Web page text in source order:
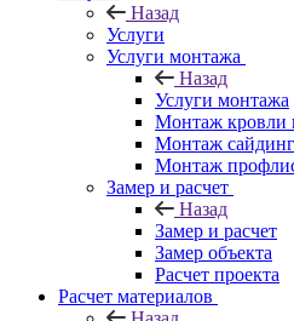
Назад
Услуги
Услуги монтажа
Назад
Услуги монтажа
Монтаж кровли
Монтаж
Монтаж
Замер и расчет
Назад
Замер и расчет
Замер объекта
Расчет проекта
Расчет материалов